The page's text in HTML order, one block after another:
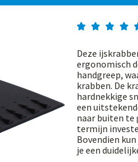
   
Deze
ergonomisch
handgreep,
krabben. De
hardnekkige
een
naar buiten te
termijn
Bovendien
je een